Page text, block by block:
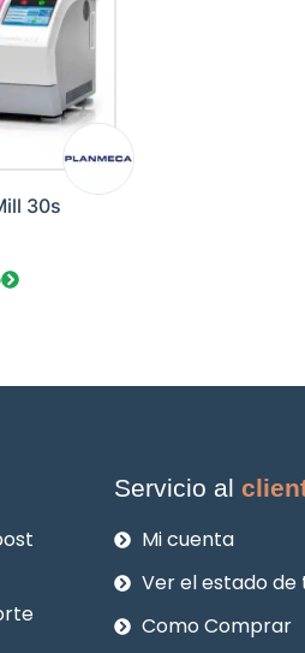
30s
Servicio al
Mi cuenta
Ver el estado de
Como Comprar